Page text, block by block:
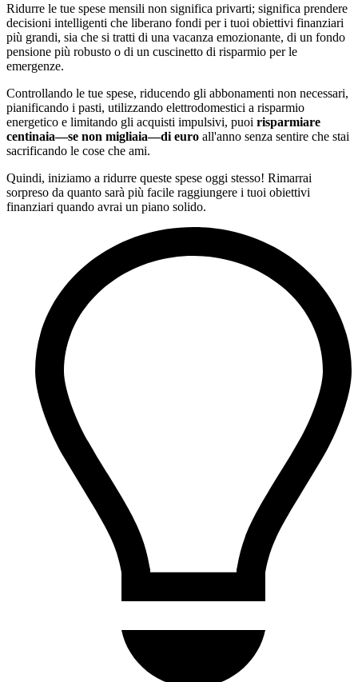
Ridurre le tue spese mensili non significa privarti; significa prendere
decisioni intelligenti che liberano fondi per i tuoi obiettivi finanziari
più grandi, sia che si tratti di una vacanza emozionante, di un fondo
pensione più robusto o di un cuscinetto di risparmio per le
emergenze.
Controllando le tue spese, riducendo gli abbonamenti non necessari,
pianificando i pasti, utilizzando elettrodomestici a risparmio
energetico e limitando gli acquisti impulsivi, puoi risparmiare
centinaia—se non migliaia—di euro all'anno senza sentire che stai
sacrificando le cose che ami.
Quindi, iniziamo a ridurre queste spese oggi stesso! Rimarrai
sorpreso da quanto sarà più facile raggiungere i tuoi obiettivi
finanziari quando avrai un piano solido.